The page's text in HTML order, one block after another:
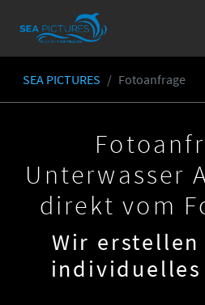
Skip to main content
You are here:
SEA PICTURES Fotoanfrage
Unterwasser
direkt vom
Wir
individuelles